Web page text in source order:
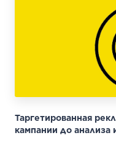
Таргетированная
кампании до анализа